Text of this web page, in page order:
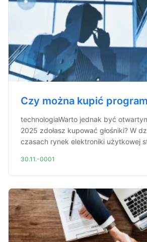
Czy można kupić
technologiaWarto jednak być
2025 zdołasz kupować głośniki? W
czasach rynek elektroniki użytkowej
30.11.-0001